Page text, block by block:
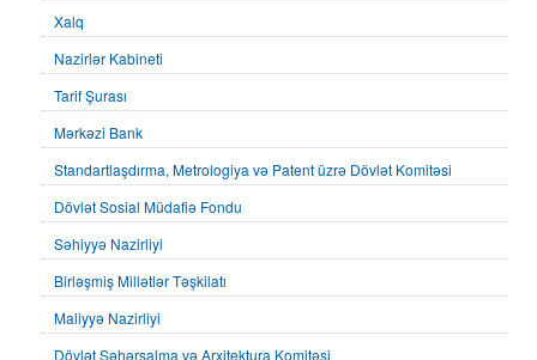
Xalq
Nazirlər Kabineti
Tarif Şurası
Mərkəzi Bank
Standartlaşdırma, Metrologiya və Patent üzrə Dövlət Komitəsi
Dövlət Sosial Müdafiə Fondu
Səhiyyə Nazirliyi
Birləşmiş Millətlər Təşkilatı
Maliyyə Nazirliyi
Dövlət Şəhərsalma və Arxitektura Komitəsi